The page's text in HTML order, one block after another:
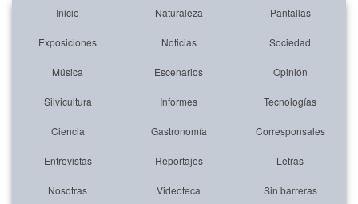
Inicio Naturaleza Pantallas
Exposiciones Noticias Sociedad
Música Escenarios Opinión
Silvicultura Informes Tecnologías
Ciencia Gastronomía Corresponsales
Entrevistas Reportajes Letras
Nosotras Videoteca Sin barreras